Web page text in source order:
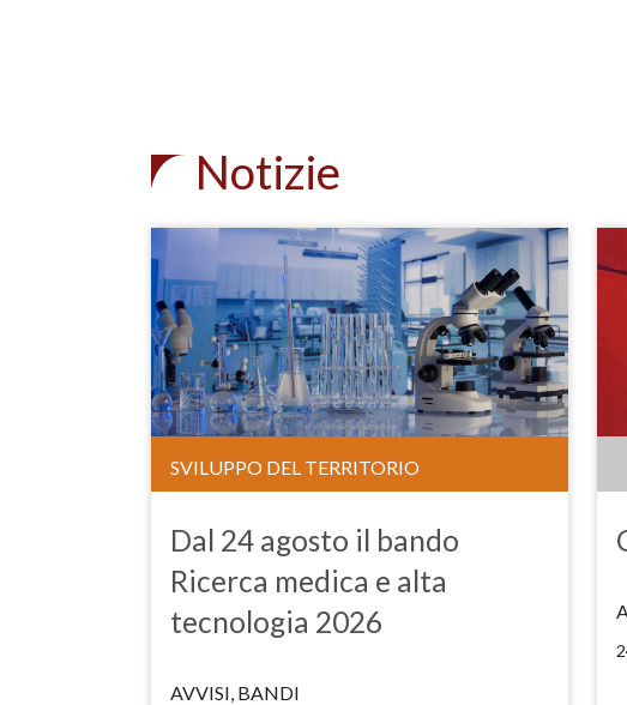
Notizie
SVILUPPO DEL TERRITORIO
Dal 24 agosto il bando
Ricerca medica e alta
tecnologia 2026
AVVISI, BANDI